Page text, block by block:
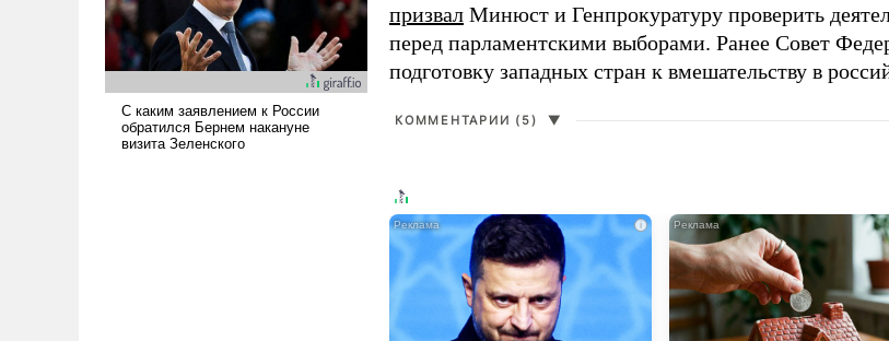
идеей.
призвал Минюст и Генпрокуратуру проверить
перед парламентскими выборами. Ранее Совет
подготовку западных стран к вмешательству в
КОММЕНТАРИИ (5) ▼
i